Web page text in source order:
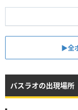
▶︎全
バスラオの出現場所